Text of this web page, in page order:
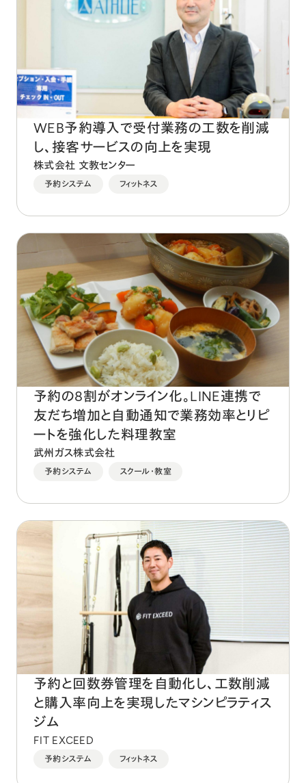
WEB予約導入で受付業務の工数を削減
し、接客サービスの向上を実現
株式会社 文教センター
予約システム フィットネス
予約の8割がオンライン化。LINE連携で
友だち増加と自動通知で業務効率とリピ
ートを強化した料理教室
武州ガス株式会社
予約システム スクール・教室
予約と回数券管理を自動化し、工数削減
と購入率向上を実現したマシンピラティス
ジム
FIT EXCEED
予約システム フィットネス